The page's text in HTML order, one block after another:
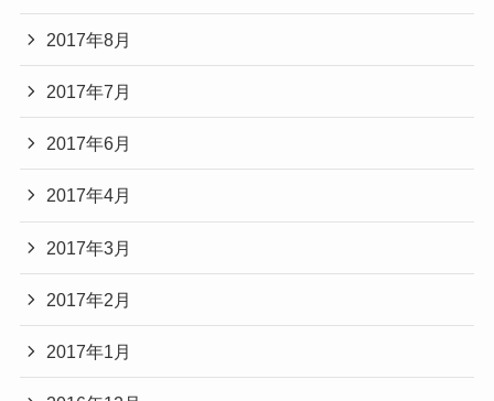
2017年8月
2017年7月
2017年6月
2017年4月
2017年3月
2017年2月
2017年1月